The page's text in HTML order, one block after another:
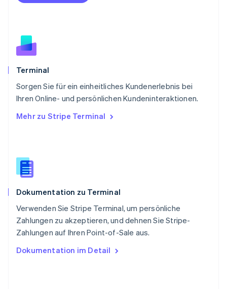
Terminal
Sorgen Sie für ein einheitliches Kundenerlebnis bei
Ihren Online- und persönlichen Kundeninteraktionen.
Mehr zu Stripe Terminal
Dokumentation zu Terminal
Verwenden Sie Stripe Terminal, um persönliche
Zahlungen zu akzeptieren, und dehnen Sie Stripe-
Zahlungen auf Ihren Point-of-Sale aus.
Dokumentation im Detail
Portugal
English
Schweden
Svenska
Schweiz
Singapur
English简体中文
English
China
English
EspañolEnglish
Thailand
Tschechische Republik
English
English